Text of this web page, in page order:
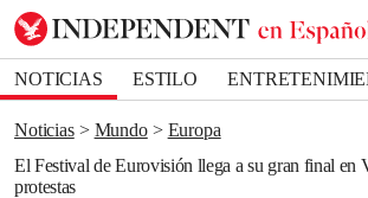
NOTICIAS ESTILO
DEPORTES
Noticias Mundo
Europa
El Festival de Eurovisión llega a su gran final en
protestas
Bookmark popover
Removed from bookmarks
Close popover